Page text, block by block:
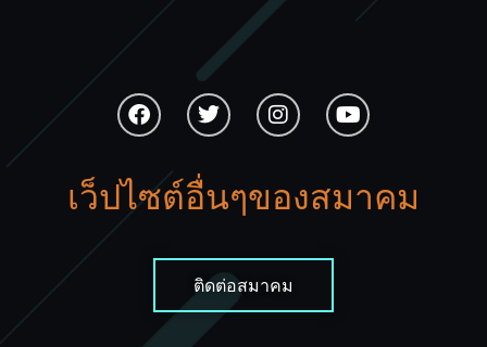
เว็ปไซต์อื่นๆของสมาคม
ติดต่อสมาคม